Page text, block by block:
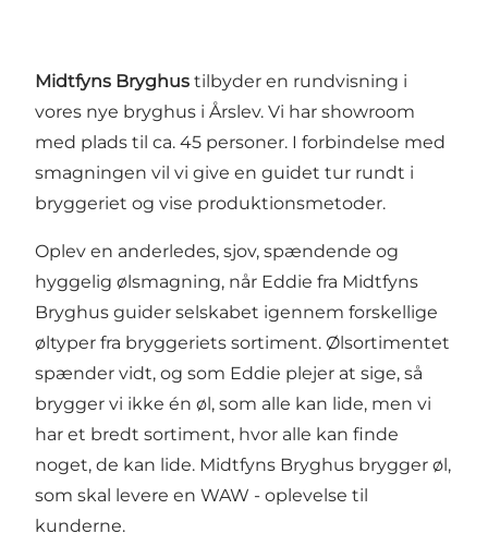
Midtfyns Bryghus tilbyder en rundvisning i
vores nye bryghus i Årslev. Vi har showroom
med plads til ca. 45 personer. I forbindelse med
smagningen vil vi give en guidet tur rundt i
bryggeriet og vise produktionsmetoder.
Oplev en anderledes, sjov, spændende og
hyggelig ølsmagning, når Eddie fra Midtfyns
Bryghus guider selskabet igennem forskellige
øltyper fra bryggeriets sortiment. Ølsortimentet
spænder vidt, og som Eddie plejer at sige, så
brygger vi ikke én øl, som alle kan lide, men vi
har et bredt sortiment, hvor alle kan finde
noget, de kan lide. Midtfyns Bryghus brygger øl,
som skal levere en WAW - oplevelse til
kunderne.